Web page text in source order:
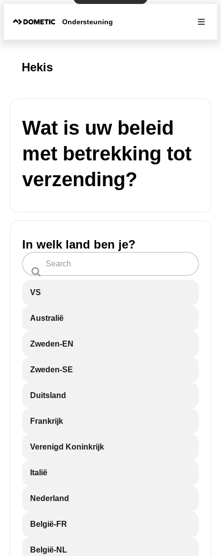
Ondersteuning
Hekis
Wat is uw beleid
met betrekking tot
verzending?
In welk land ben je?
VS
Australië
Zweden-EN
Zweden-SE
Duitsland
Frankrijk
Verenigd Koninkrijk
Italië
Nederland
België-FR
België-NL